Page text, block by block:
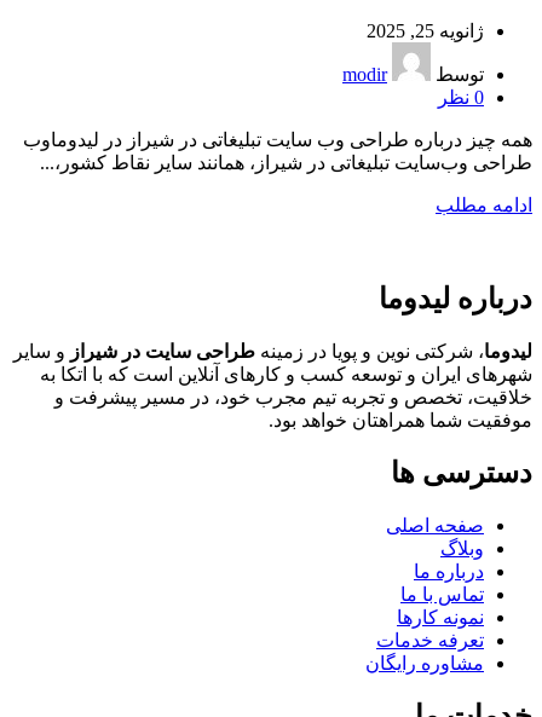
ژانویه 25, 2025
توسط
modir
0 نظر
همه چیز درباره طراحی وب سایت تبلیغاتی در شیراز در لیدوماوب
طراحی وب‌سایت تبلیغاتی در شیراز، همانند سایر نقاط کشور،...
ادامه مطلب
درباره لیدوما
لیدوما، شرکتی نوین و پویا در زمینه طراحی سایت در شیراز و سایر
شهرهای ایران و توسعه کسب و کارهای آنلاین است که با اتکا به
خلاقیت، تخصص و تجربه تیم مجرب خود، در مسیر پیشرفت و
موفقیت شما همراهتان خواهد بود.
دسترسی ها
صفحه اصلی
وبلاگ
درباره ما
تماس با ما
نمونه کارها
تعرفه خدمات
مشاوره رایگان